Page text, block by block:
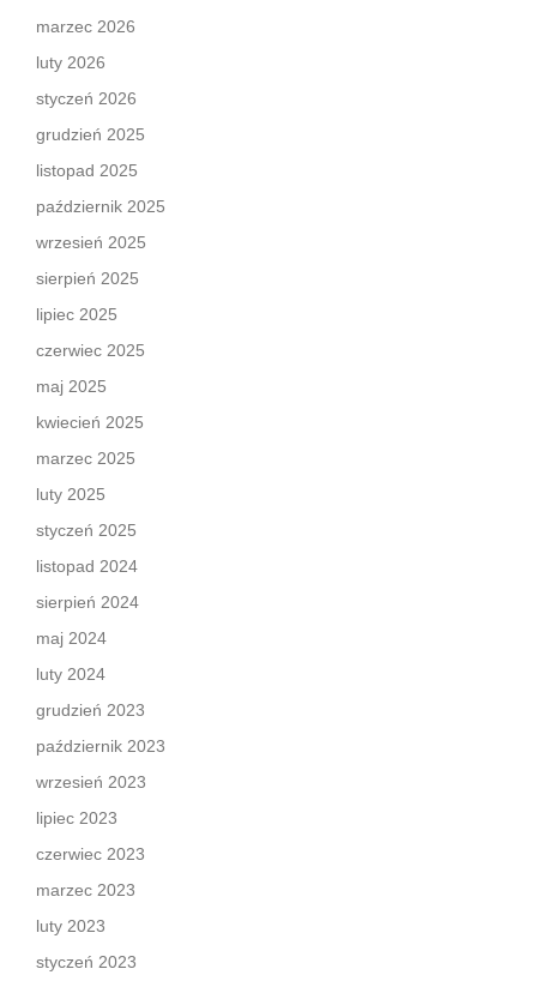
marzec 2026
luty 2026
styczeń 2026
grudzień 2025
listopad 2025
październik 2025
wrzesień 2025
sierpień 2025
lipiec 2025
czerwiec 2025
maj 2025
kwiecień 2025
marzec 2025
luty 2025
styczeń 2025
listopad 2024
sierpień 2024
maj 2024
luty 2024
grudzień 2023
październik 2023
wrzesień 2023
lipiec 2023
czerwiec 2023
marzec 2023
luty 2023
styczeń 2023